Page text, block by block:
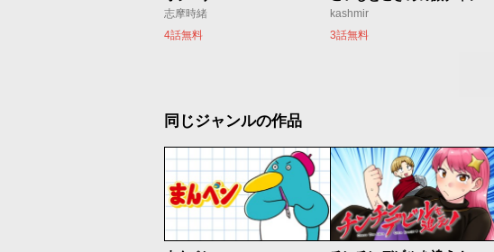
志摩時緒
4話無料
kashmir
3話無料
同じジャンルの作品